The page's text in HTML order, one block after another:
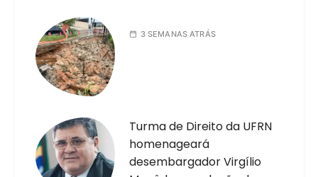
3 SEMANAS ATRÁS
Turma de Direito da UFRN
homenageará
desembargador Virgílio